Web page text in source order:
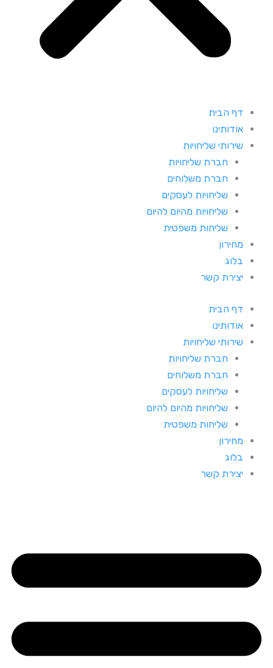
דף הבית
אודותינו
שירותי שליחויות
חברת שליחויות
חברת משלוחים
שליחויות לעסקים
שליחויות מהיום להיום
שליחות משפטית
מחירון
בלוג
יצירת קשר
דף הבית
אודותינו
שירותי שליחויות
חברת שליחויות
חברת משלוחים
שליחויות לעסקים
שליחויות מהיום להיום
שליחות משפטית
מחירון
בלוג
יצירת קשר